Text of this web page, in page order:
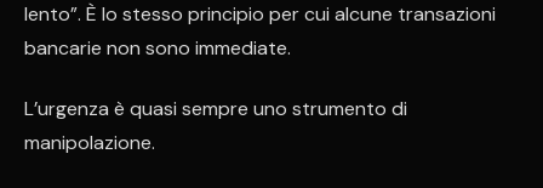
lento”. È lo stesso principio per cui alcune transazioni
bancarie non sono immediate.
L’urgenza è quasi sempre uno strumento di
manipolazione.